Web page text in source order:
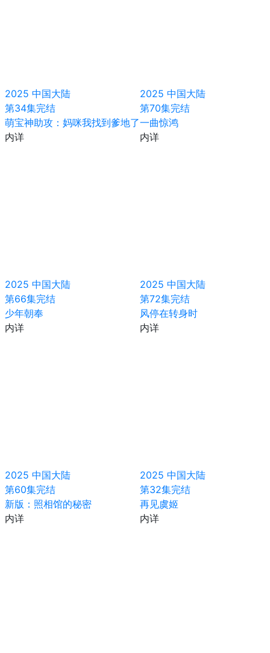
2025 中国大陆
第34集完结
萌宝神助攻：妈咪我找到爹地了
内详
2025 中国大陆
第70集完结
一曲惊鸿
内详
2025 中国大陆
第66集完结
少年朝奉
内详
2025 中国大陆
第72集完结
风停在转身时
内详
2025 中国大陆
第60集完结
新版：照相馆的秘密
内详
2025 中国大陆
第32集完结
再见虞姬
内详